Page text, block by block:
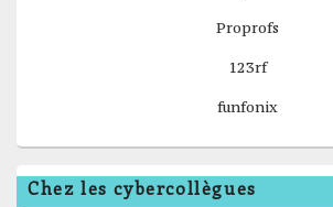
Proprofs
123rf
funfonix
Chez les cybercollègues